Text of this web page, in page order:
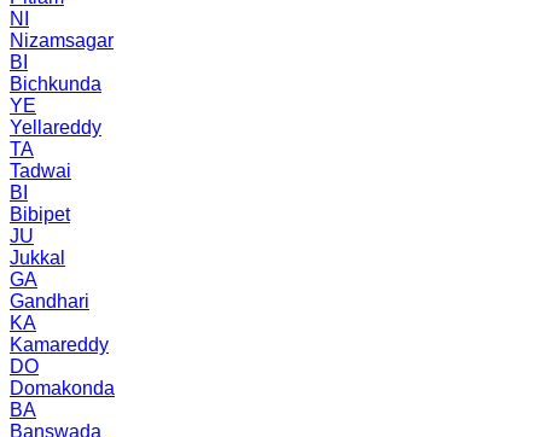
NI
Nizamsagar
BI
Bichkunda
YE
Yellareddy
TA
Tadwai
BI
Bibipet
JU
Jukkal
GA
Gandhari
KA
Kamareddy
DO
Domakonda
BA
Banswada